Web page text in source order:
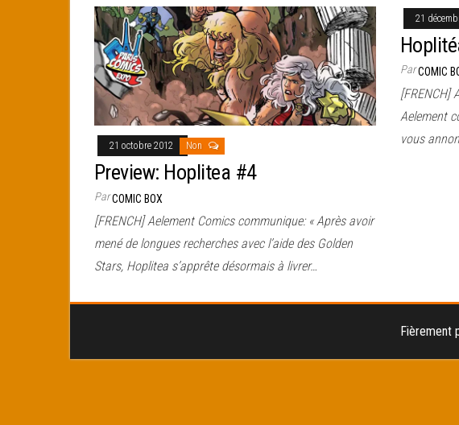
21 octobre 2012 Non
Preview: Hoplitea #4
ParCOMIC BOX
[FRENCH] Aelement Comics communique: « Après avoir
mené de longues recherches avec l’aide des Golden
Stars, Hoplitea s’apprête désormais à livrer…
21
ParCOMIC
[FRENCH]
Aelement
vous
Fièrement